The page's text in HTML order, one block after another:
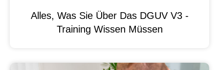
Alles, Was Sie Über Das DGUV V3 -
Training Wissen Müssen